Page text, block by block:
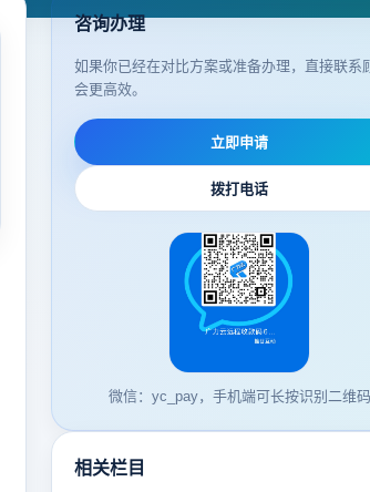
咨询办理
如果你已经在对比方案或准备办理，直接联系
会更高效。
立即申请
拨打电话
微信：yc_pay，手机端可长按识别二维码
相关栏目